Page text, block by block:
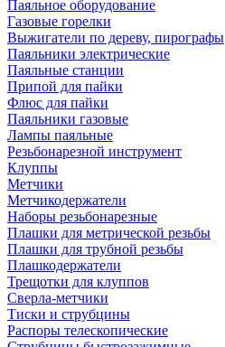
Паяльное оборудование
Газовые горелки
Выжигатели по дереву, пирографы
Паяльники электрические
Паяльные станции
Припой для пайки
Флюс для пайки
Паяльники газовые
Лампы паяльные
Резьбонарезной инструмент
Клуппы
Метчики
Метчикодержатели
Наборы резьбонарезные
Плашки для метрической резьбы
Плашки для трубной резьбы
Плашкодержатели
Трещотки для клуппов
Сверла-метчики
Тиски и струбцины
Распоры телескопические